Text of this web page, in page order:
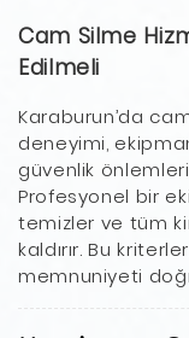
Cam Silme
Edilmeli
Karaburun’da
deneyimi,
güvenlik
Profesyonel bir
temizler ve tüm
kaldırır. Bu
memnuniyeti